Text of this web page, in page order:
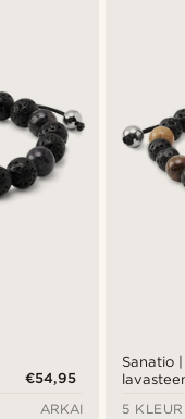
€54,95
ARKAI
Sanatio
5